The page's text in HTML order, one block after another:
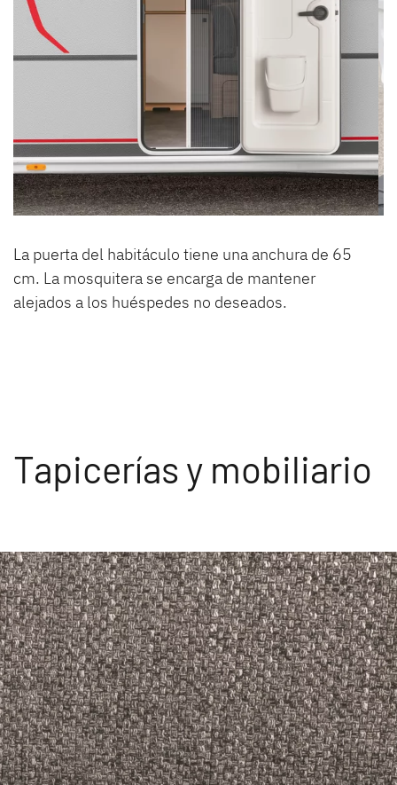
La puerta del habitáculo tiene una anchura de 65
cm. La mosquitera se encarga de mantener
alejados a los huéspedes no deseados.
Tapicerías y mobiliario